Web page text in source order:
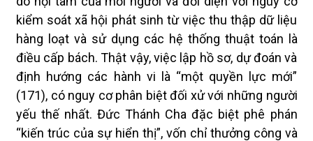
kiểm soát xã hội phát sinh từ việc thu thập dữ liệu
hàng loạt và sử dụng các hệ thống thuật toán là
điều cấp bách. Thật vậy, việc lập hồ sơ, dự đoán và
định hướng các hành vi là “một quyền lực mới”
(171), có nguy cơ phân biệt đối xử với những người
yếu thế nhất. Đức Thánh Cha đặc biệt phê phán
“kiến trúc của sự hiển thị”, vốn chỉ thưởng công và